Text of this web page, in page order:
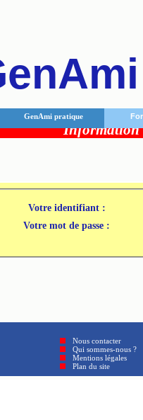
GenAmi pratique
Information
Votre identifiant :
Votre mot de passe :
Nous contacter
Qui sommes-nous ?
Mentions légales
Plan du site ©